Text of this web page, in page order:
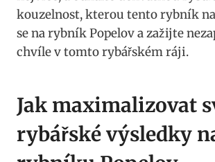
kouzelnost, kterou tento rybník
se na rybník Popelov a zažijte
chvíle v tomto rybářském ráji.
Jak maximalizovat
rybářské výsledky